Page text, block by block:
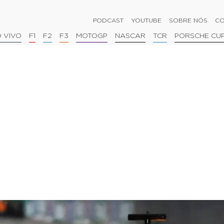
PODCAST YOUTUBE SOBRE NÓS
VIVO F1 F2 F3 MOTOGP NASCAR TCR PORSCHE